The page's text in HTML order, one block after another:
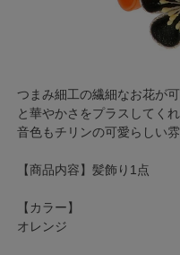
つまみ細工の繊細なお花が
と華やかさをプラスしてく
音色もチリンの可愛らしい雰
【商品内容】髪飾り1点
【カラー】
オレンジ